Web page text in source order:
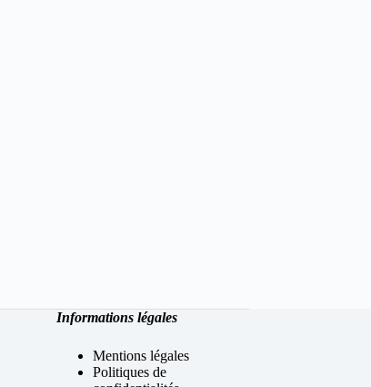
Informations légales
Mentions légales
Politiques de